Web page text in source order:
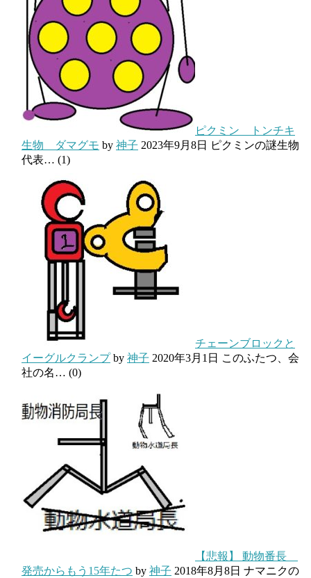
ピクミン トンチキ
生物 ダマグモ by 神子 2023年9月8日
ピクミンの謎生物
代表… (1)
チェーンブロックと
イーグルクランプby 神子 2020年3月1日 このふたつ、会
社の名… (0)
【悲報】 動物番長
発売からもう15年たつ by 神子 2018年8月8日 ナマニクの